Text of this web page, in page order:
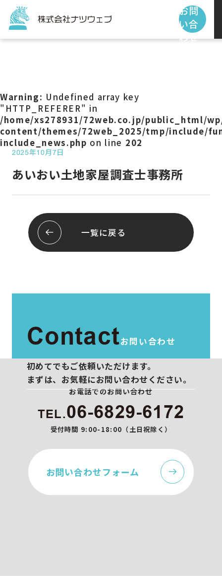
お問
い合
わせ
サービス
制作事例
会社概要
スタッフ紹介
プライバシーポリシー
Warning: Undefined array key
"HTTP_REFERER" in
/home/xs278931/72web.co.jp/public_html/
content/themes/72web_2025/tmp/include/
include_news.php on line 202
2025年10月7日
あいおい土地家屋調査士事務所
一覧に戻る
Contactお問い合わせ
初めてでもご依頼いただけます。
まずは、お気軽にお問い合わせください。
お電話でのお問い合わせ
TEL.06-6829-6172
受付時間 9:00-18:00（土日祝除く）
お問い合わせフォーム